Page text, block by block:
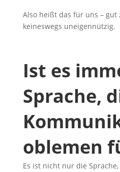
Also heißt das für uns – gut
keineswegs uneigennützig.
Ist es
Sprache,
oblemen
Es ist nicht nur die